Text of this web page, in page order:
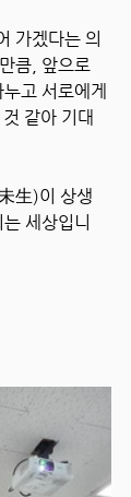
가겠다는 의
큼, 앞으로
고 서로에게
같아 기대
生)이 상생
세상입니